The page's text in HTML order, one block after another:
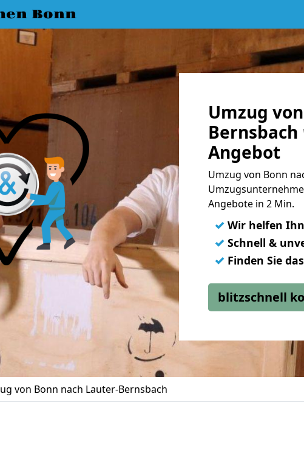
Bonn
Umzug
Bernsbach
Angebot
Umzug von Bonn
Angebote in 2 Min.
✓ Wir helfen
✓ Schnell &
✓ Finden Sie
blitzschnell
von Bonn nach Lauter-Bernsbach